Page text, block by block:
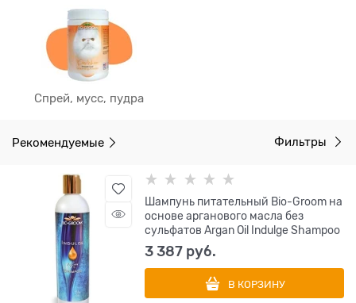
Спрей, мусс, пудра
Рекомендуемые Фильтры
Шампунь питательный Bio-Groom на
основе арганового масла без
сульфатов Argan Oil Indulge Shampoo
3 387 руб.
В КОРЗИНУ